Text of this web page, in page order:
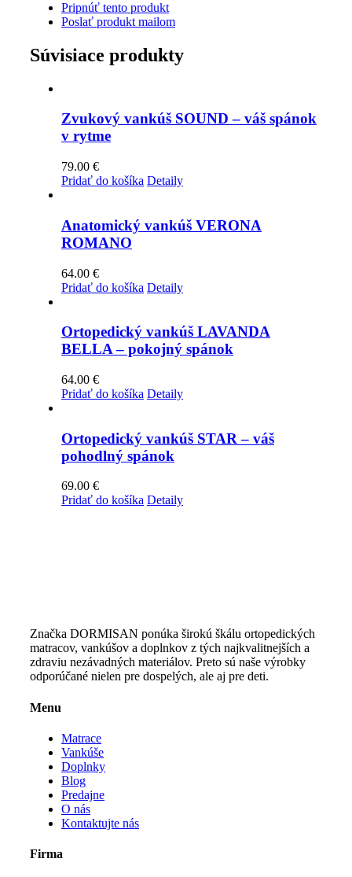
Pripnúť tento produkt
Poslať produkt mailom
Súvisiace produkty
Zvukový vankúš SOUND – váš spánok
v rytme
79.00 €
Pridať do košíka Detaily
Anatomický vankúš VERONA
ROMANO
64.00 €
Pridať do košíka Detaily
Ortopedický vankúš LAVANDA
BELLA – pokojný spánok
64.00 €
Pridať do košíka Detaily
Ortopedický vankúš STAR – váš
pohodlný spánok
69.00 €
Pridať do košíka Detaily
Značka DORMISAN ponúka širokú škálu ortopedických
matracov, vankúšov a doplnkov z tých najkvalitnejších a
zdraviu nezávadných materiálov. Preto sú naše výrobky
odporúčané nielen pre dospelých, ale aj pre deti.
Menu
Matrace
Vankúše
Doplnky
Blog
Predajne
O nás
Kontaktujte nás
Firma